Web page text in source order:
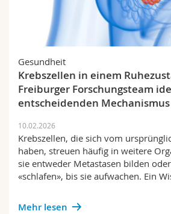
Gesundheit
Krebszellen in einem
Freiburger Forschungsteam
entscheidenden Mechanismus
10.02.2026
Krebszellen, die sich vom
haben, streuen häufig in weitere
sie entweder Metastasen bilden
«schlafen», bis sie aufwachen. Ein
Mehr lesen